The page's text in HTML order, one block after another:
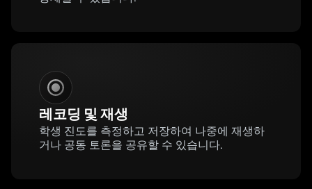
레코딩 및 재생
학생 진도를 측정하고 저장하여 나중에 재생하
거나 공동 토론을 공유할 수 있습니다.